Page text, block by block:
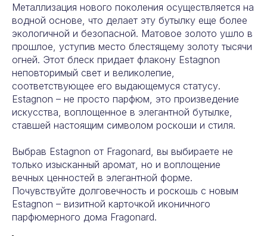
Металлизация нового поколения осуществляется на
водной основе, что делает эту бутылку еще более
экологичной и безопасной. Матовое золото ушло в
прошлое, уступив место блестящему золоту тысячи
огней. Этот блеск придает флакону Estagnon
неповторимый свет и великолепие,
соответствующее его выдающемуся статусу.
Estagnon – не просто парфюм, это произведение
искусства, воплощенное в элегантной бутылке,
ставшей настоящим символом роскоши и стиля.
Выбрав Estagnon от Fragonard, вы выбираете не
только изысканный аромат, но и воплощение
вечных ценностей в элегантной форме.
Почувствуйте долговечность и роскошь с новым
Estagnon – визитной карточкой иконичного
парфюмерного дома Fragonard.